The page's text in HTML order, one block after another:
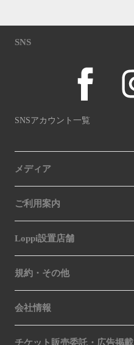
SNS
SNSアカウント一覧
メディア
ご利用案内
Loppi設置店舗
規約・その他
会社情報
チケット販売委託・広告掲載